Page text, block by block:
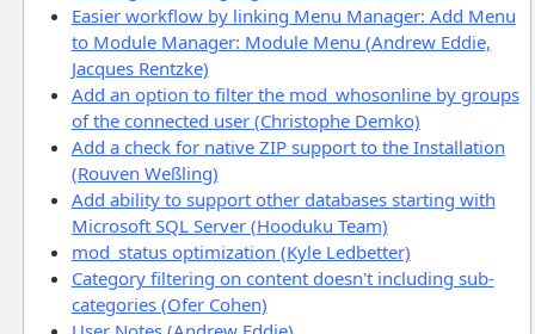
Easier workflow by linking Menu Manager: Add Menu
to Module Manager: Module Menu (Andrew Eddie,
Jacques Rentzke)
Add an option to filter the mod_whosonline by groups
of the connected user (Christophe Demko)
Add a check for native ZIP support to the Installation
(Rouven Weßling)
Add ability to support other databases starting with
Microsoft SQL Server (Hooduku Team)
mod_status optimization (Kyle Ledbetter)
Category filtering on content doesn't including sub-
categories (Ofer Cohen)